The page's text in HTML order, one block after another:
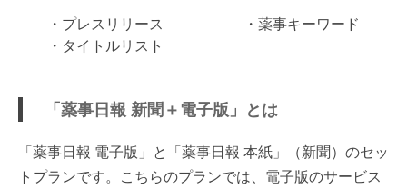
・プレスリリース
・タイトルリスト
・薬事キーワード
「薬事日報 新聞＋電子版」とは
「薬事日報 電子版」と「薬事日報 本紙」（新聞）のセッ
トプランです。こちらのプランでは、電子版のサービス